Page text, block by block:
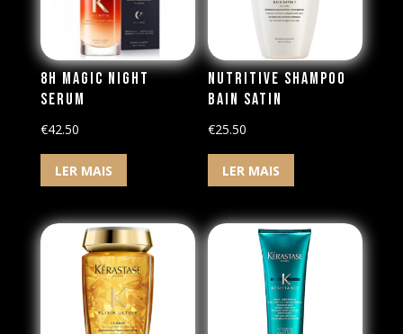
8H Magic Night
Serum
€42.50
LER MAIS
Nutritive Shampoo
Bain Satin
€25.50
LER MAIS